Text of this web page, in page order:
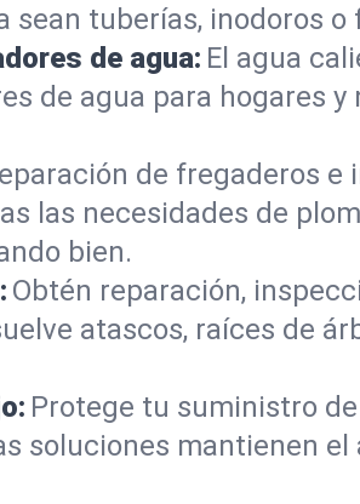
sean tuberías, inodoros
de agua: El agua
de agua para hogares
de fregaderos
las necesidades de
bien.
Obtén reparación,
atascos, raíces de
Protege tu suministro
soluciones mantienen